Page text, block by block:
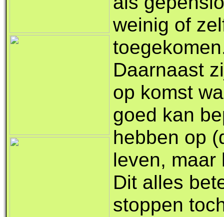
weinig of
Daarnaast
op komst
goed kan
hebben op
leven, maar
Dit alles
stoppen